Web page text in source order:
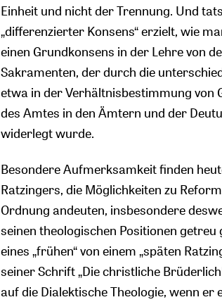
Einheit und nicht der Trennung. Und
„differenzierter Konsens“ erzielt, wie
einen Grundkonsens in der Lehre von
Sakramenten, der durch die
etwa in der Verhältnisbestimmung von
des Amtes in den Ämtern und der
widerlegt wurde.
Besondere Aufmerksamkeit finden
Ratzingers, die Möglichkeiten zu
Ordnung andeuten, insbesondere
seinen theologischen Positionen
eines „frühen“ von einem „späten
seiner Schrift „Die christliche
auf die Dialektische Theologie, wenn